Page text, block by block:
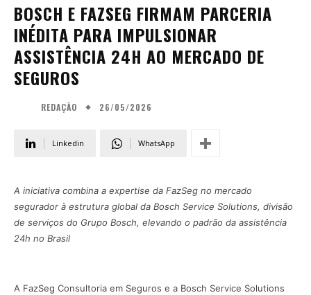
BOSCH E FAZSEG FIRMAM PARCERIA
INÉDITA PARA IMPULSIONAR
ASSISTÊNCIA 24H AO MERCADO DE
SEGUROS
REDAÇÃO 26/05/2026
Linkedin WhatsApp
A iniciativa combina a expertise da FazSeg no mercado
segurador à estrutura global da Bosch Service Solutions, divisão
de serviços do Grupo Bosch, elevando o padrão da assistência
24h no Brasil
A FazSeg Consultoria em Seguros e a Bosch Service Solutions